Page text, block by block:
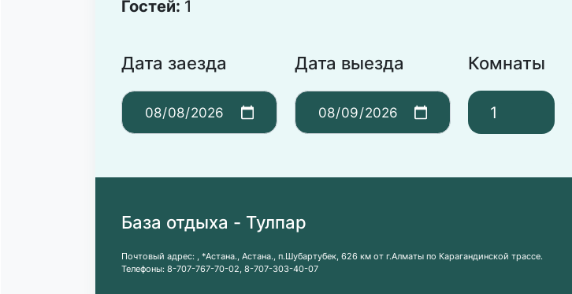
Гостей: 1
Дата заезда Дата выезда Комнаты
База отдыха - Тулпар
Почтовый адрес:
, *Астана., Астана., п.Шубартубек, 626 км от г.Алматы по Карагандинской трассе.
Телефоны: 8-707-767-70-02 8-707-303-40-07